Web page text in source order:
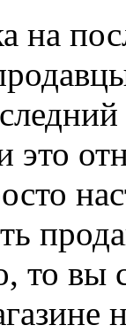
на
это
то вы